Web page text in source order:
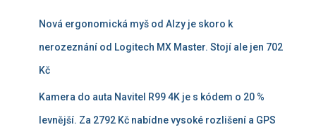
Nová ergonomická myš od Alzy je skoro k
nerozeznání od Logitech MX Master. Stojí ale jen 702
Kč
Kamera do auta Navitel R99 4K je s kódem o 20 %
levnější. Za 2792 Kč nabídne vysoké rozlišení a GPS